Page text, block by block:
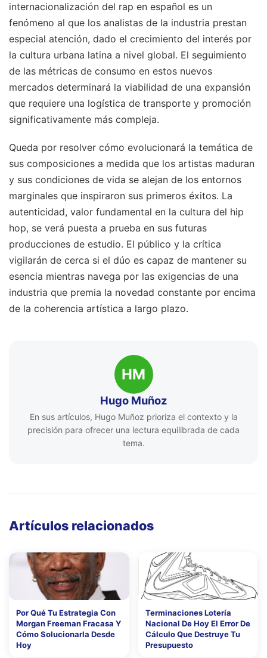
internacionalización del rap en español es un
fenómeno al que los analistas de la industria prestan
especial atención, dado el crecimiento del interés por
la cultura urbana latina a nivel global. El seguimiento
de las métricas de consumo en estos nuevos
mercados determinará la viabilidad de una expansión
que requiere una logística de transporte y promoción
significativamente más compleja.
Queda por resolver cómo evolucionará la temática de
sus composiciones a medida que los artistas maduran
y sus condiciones de vida se alejan de los entornos
marginales que inspiraron sus primeros éxitos. La
autenticidad, valor fundamental en la cultura del hip
hop, se verá puesta a prueba en sus futuras
producciones de estudio. El público y la crítica
vigilarán de cerca si el dúo es capaz de mantener su
esencia mientras navega por las exigencias de una
industria que premia la novedad constante por encima
de la coherencia artística a largo plazo.
HM
Hugo Muñoz
En sus artículos, Hugo Muñoz prioriza el contexto y la
precisión para ofrecer una lectura equilibrada de cada
tema.
Artículos relacionados
Por Qué Tu Estrategia Con
Morgan Freeman Fracasa Y
Cómo Solucionarla Desde
Hoy
Terminaciones Lotería
Nacional De Hoy El Error De
Cálculo Que Destruye Tu
Presupuesto